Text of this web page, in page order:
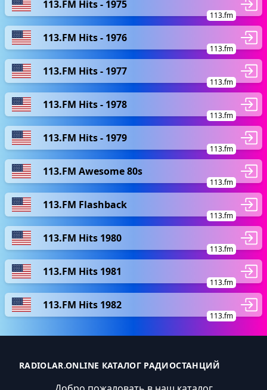
113.FM Hits - 1975
113.fm
113.FM Hits - 1976
113.fm
113.FM Hits - 1977
113.fm
113.FM Hits - 1978
113.fm
113.FM Hits - 1979
113.fm
113.FM Awesome 80s
113.fm
113.FM Flashback
113.fm
113.FM Hits 1980
113.fm
113.FM Hits 1981
113.fm
113.FM Hits 1982
113.fm
RADIOLAR.ONLINE КАТАЛОГ РАДИОСТАНЦИЙ